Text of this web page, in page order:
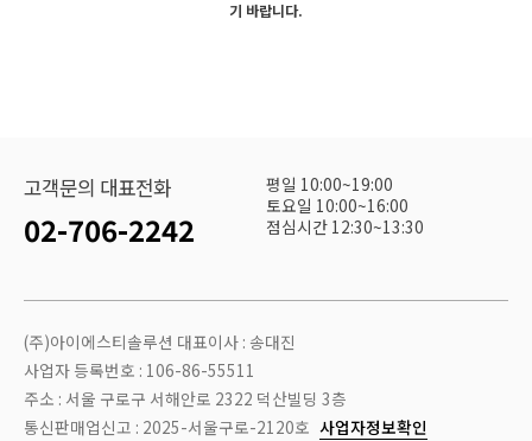
기 바랍니다.
고객문의 대표전화
02-706-2242
평일 10:00~19:00
토요일 10:00~16:00
점심시간 12:30~13:30
(주)아이에스티솔루션 대표이사 : 송대진
사업자 등록번호 : 106-86-55511
주소 : 서울 구로구 서해안로 2322 덕산빌딩 3층
통신판매업신고 : 2025-서울구로-2120호 사업자정보확인